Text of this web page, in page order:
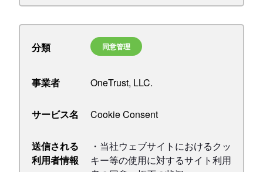
分類 同意管理
事業者 OneTrust, LLC.
サービス名 Cookie Consent
送信される
利用者情報
・当社ウェブサイトにおけるクッ
キー等の使用に対するサイト利用